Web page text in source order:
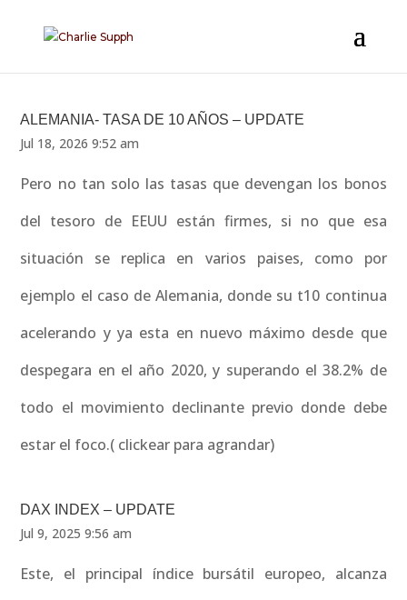
ALEMANIA- TASA DE 10 AÑOS – UPDATE
Jul 18, 2026 9:52 am
Pero no tan solo las tasas que devengan los bonos
del tesoro de EEUU están firmes, si no que esa
situación se replica en varios paises, como por
ejemplo el caso de Alemania, donde su t10 continua
acelerando y ya esta en nuevo máximo desde que
despegara en el año 2020, y superando el 38.2% de
todo el movimiento declinante previo donde debe
estar el foco.( clickear para agrandar)
DAX INDEX – UPDATE
Jul 9, 2025 9:56 am
Este, el principal índice bursátil europeo, alcanza